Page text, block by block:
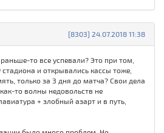
[8303] 24.07.2018 11:38
то все успевали? Это при том,
и открывались кассы тоже,
только за 3 дня до матча? Свои дела
то волны недовольств не
+ злобный азарт и в путь,